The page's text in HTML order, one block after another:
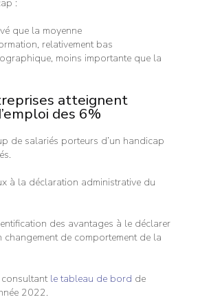
:
que la moyenne
relativement bas
moins importante que la
atteignent
des 6%
de salariés porteurs d’un handicap
à la déclaration administrative du
des avantages à le déclarer
changement de comportement de la
consultant le tableau de bord de
2022.